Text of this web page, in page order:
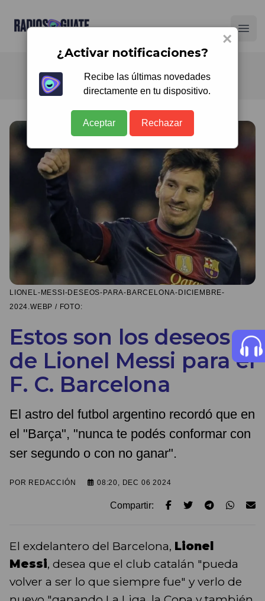
Radios Guate
LIONEL-MESSI-DESEOS-PARA-BARCELONA-DICIEMBRE-
2024.WEBP / FOTO:
Estos son los deseos
de Lionel Messi para el
F. C. Barcelona
El astro del futbol argentino recordó que en
el "Barça", "nunca te podés conformar con
ser segundo o con no ganar".
POR REDACCIÓN 08:20, DEC 06 2024
Compartir:
El exdelantero del Barcelona, Lionel
Messi, desea que el club catalán "pueda
volver a ser lo que siempre fue" y verlo de
×
¿Activar notificaciones?
Recibe las últimas novedades
directamente en tu dispositivo.
Aceptar Rechazar